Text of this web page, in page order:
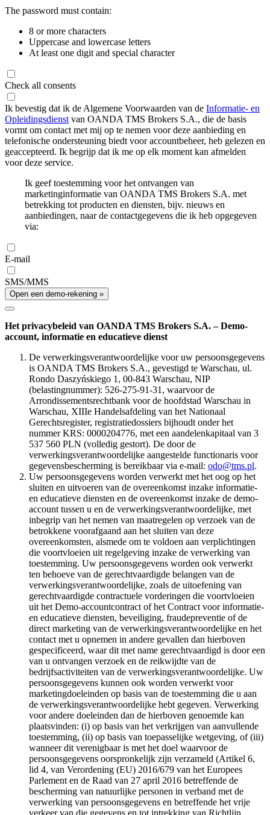
The password must contain:
8 or more characters
Uppercase and lowercase letters
At least one digit and special character
Check all consents
Ik bevestig dat ik de Algemene Voorwaarden van de Informatie- en
Opleidingsdienst van OANDA TMS Brokers S.A., die de basis
vormt om contact met mij op te nemen voor deze aanbieding en
telefonische ondersteuning biedt voor accountbeheer, heb gelezen en
geaccepteerd. Ik begrijp dat ik me op elk moment kan afmelden
voor deze service.
Ik geef toestemming voor het ontvangen van
marketinginformatie van OANDA TMS Brokers S.A. met
betrekking tot producten en diensten, bijv. nieuws en
aanbiedingen, naar de contactgegevens die ik heb opgegeven
via:
E-mail
SMS/MMS
Open een demo-rekening »
Het privacybeleid van OANDA TMS Brokers S.A. – Demo-
account, informatie en educatieve dienst
De verwerkingsverantwoordelijke voor uw persoonsgegevens
is OANDA TMS Brokers S.A., gevestigd te Warschau, ul.
Rondo Daszyńskiego 1, 00-843 Warschau, NIP
(belastingnummer): 526-275-91-31, waarvoor de
Arrondissementsrechtbank voor de hoofdstad Warschau in
Warschau, XIIIe Handelsafdeling van het Nationaal
Gerechtsregister, registratiedossiers bijhoudt onder het
nummer KRS: 0000204776, met een aandelenkapitaal van 3
537 560 PLN (volledig gestort). De door de
verwerkingsverantwoordelijke aangestelde functionaris voor
gegevensbescherming is bereikbaar via e-mail: odo@tms.pl.
Uw persoonsgegevens worden verwerkt met het oog op het
sluiten en uitvoeren van de overeenkomst inzake informatie-
en educatieve diensten en de overeenkomst inzake de demo-
account tussen u en de verwerkingsverantwoordelijke, met
inbegrip van het nemen van maatregelen op verzoek van de
betrokkene voorafgaand aan het sluiten van deze
overeenkomsten, alsmede om te voldoen aan verplichtingen
die voortvloeien uit regelgeving inzake de verwerking van
toestemming. Uw persoonsgegevens worden ook verwerkt
ten behoeve van de gerechtvaardigde belangen van de
verwerkingsverantwoordelijke, zoals de uitoefening van
gerechtvaardigde contractuele vorderingen die voortvloeien
uit het Demo-accountcontract of het Contract voor informatie-
en educatieve diensten, beveiliging, fraudepreventie of de
direct marketing van de verwerkingsverantwoordelijke en het
contact met u opnemen in andere gevallen dan hierboven
gespecificeerd, waar dit met name gerechtvaardigd is door een
van u ontvangen verzoek en de reikwijdte van de
bedrijfsactiviteiten van de verwerkingsverantwoordelijke. Uw
persoonsgegevens kunnen ook worden verwerkt voor
marketingdoeleinden op basis van de toestemming die u aan
de verwerkingsverantwoordelijke hebt gegeven. Verwerking
voor andere doeleinden dan de hierboven genoemde kan
plaatsvinden: (i) op basis van het verkrijgen van aanvullende
toestemming, (ii) op basis van toepasselijke wetgeving, of (iii)
wanneer dit verenigbaar is met het doel waarvoor de
persoonsgegevens oorspronkelijk zijn verzameld (Artikel 6,
lid 4, van Verordening (EU) 2016/679 van het Europees
Parlement en de Raad van 27 april 2016 betreffende de
bescherming van natuurlijke personen in verband met de
verwerking van persoonsgegevens en betreffende het vrije
verkeer van die gegevens en tot intrekking van Richtlijn